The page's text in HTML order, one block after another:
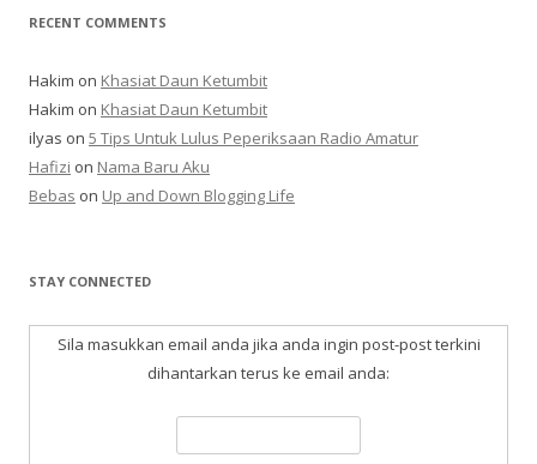
RECENT COMMENTS
Hakim on Khasiat Daun Ketumbit
Hakim on Khasiat Daun Ketumbit
ilyas on 5 Tips Untuk Lulus Peperiksaan Radio Amatur
Hafizi on Nama Baru Aku
Bebas on Up and Down Blogging Life
STAY CONNECTED
Sila masukkan email anda jika anda ingin post-post terkini
dihantarkan terus ke email anda: